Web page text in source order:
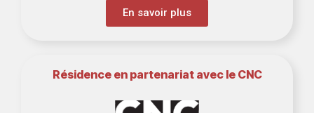
En savoir plus
Résidence en partenariat avec le CNC